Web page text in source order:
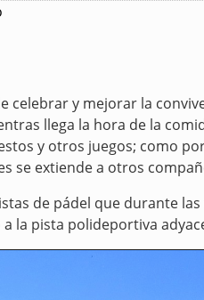
y mejorar la
llega la hora de la
y otros juegos; como
se extiende a otros
de pádel que durante
la pista polideportiva